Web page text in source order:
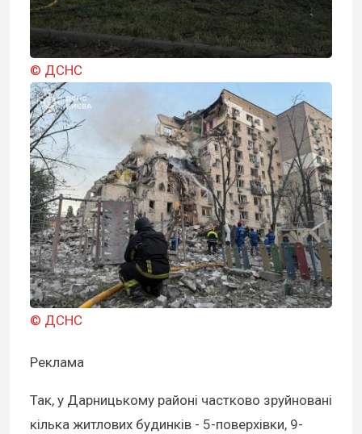
© ДСНС
© ДСНС
Реклама
Так, у Дарницькому районі частково зруйновані
кілька житлових будинків - 5-поверхівки, 9-